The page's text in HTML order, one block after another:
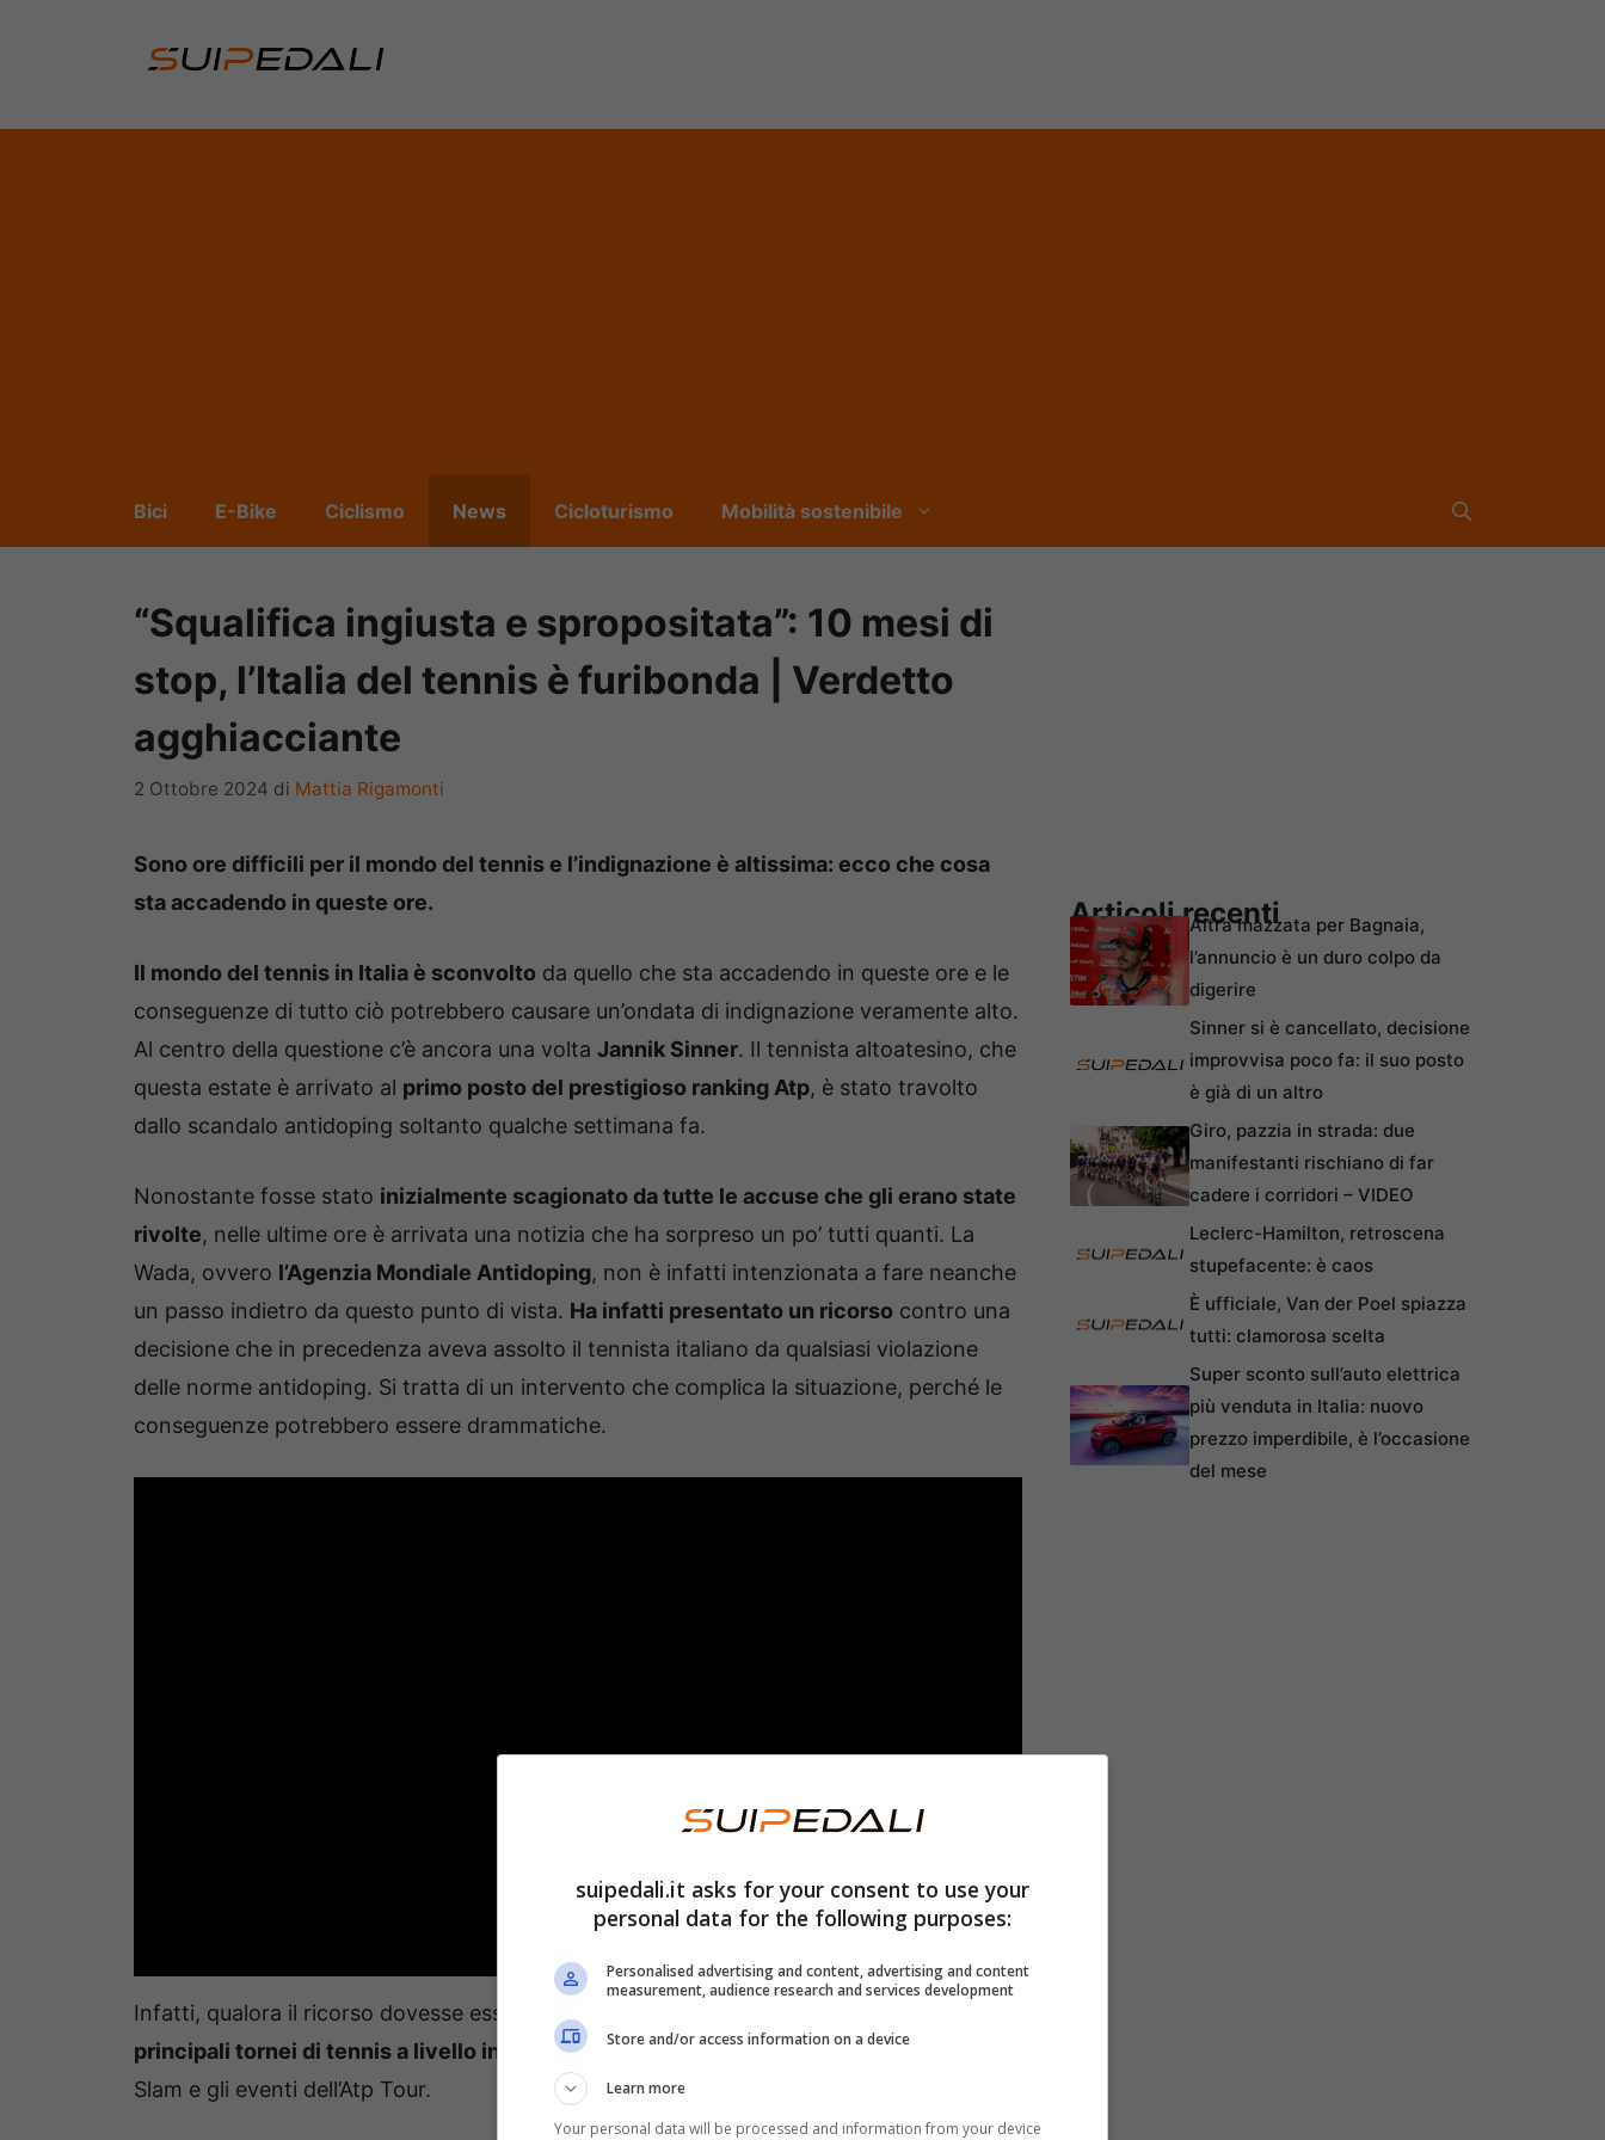
Bici E-Bike Ciclismo News Cicloturismo Mobilità sostenibile
“Squalifica ingiusta e spropositata”: 10 mesi di
stop, l’Italia del tennis è furibonda | Verdetto
agghiacciante
2 Ottobre 2024 di Mattia Rigamonti
Sono ore difficili per il mondo del tennis e l’indignazione è altissima: ecco che cosa
sta accadendo in queste ore.
Il mondo del tennis in Italia è sconvolto da quello che sta accadendo in queste ore e le
conseguenze di tutto ciò potrebbero causare un’ondata di indignazione veramente alto.
Al centro della questione c’è ancora una volta Jannik Sinner. Il tennista altoatesino, che
questa estate è arrivato al primo posto del prestigioso ranking Atp, è stato travolto
dallo scandalo antidoping soltanto qualche settimana fa.
Nonostante fosse stato inizialmente scagionato da tutte le accuse che gli erano state
rivolte, nelle ultime ore è arrivata una notizia che ha sorpreso un po’ tutti quanti. La
Wada, ovvero l’Agenzia Mondiale Antidoping, non è infatti intenzionata a fare neanche
un passo indietro da questo punto di vista. Ha infatti presentato un ricorso contro una
decisione che in precedenza aveva assolto il tennista italiano da qualsiasi violazione
delle norme antidoping. Si tratta di un intervento che complica la situazione, perché le
conseguenze potrebbero essere drammatiche.
Infatti, qualora il ricorso dovesse essere accolto,
principali tornei di tennis a livello internazionale. Comprese le competizioni del Grande
Slam e gli eventi dell’Atp Tour.
Articoli recentiAltra mazzata per Bagnaia,
l’annuncio è un duro colpo da
digerire
Sinner si è cancellato, decisione
improvvisa poco fa: il suo posto
è già di un altro
Giro, pazzia in strada: due
manifestanti rischiano di far
cadere i corridori – VIDEO
Leclerc-Hamilton, retroscena
stupefacente: è caos
È ufficiale, Van der Poel spiazza
tutti: clamorosa scelta
Super sconto sull’auto elettrica
più venduta in Italia: nuovo
prezzo imperdibile, è l’occasione
del mese
suipedali.it asks for your consent to use your
personal data for the following purposes:
Personalised advertising and content, advertising and content
measurement, audience research and services development
Store and/or access information on a device
Learn more
Your personal data will be processed and information from your device